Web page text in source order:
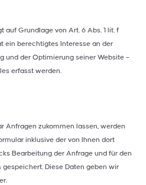
auf Grundlage von Art. 6 Abs. 1 lit. f
ein berechtigtes Interesse an der
und der Optimierung seiner Website –
erfasst werden.
Anfragen zukommen lassen, werden
inklusive der von Ihnen dort
Bearbeitung der Anfrage und für den
Diese Daten geben wir